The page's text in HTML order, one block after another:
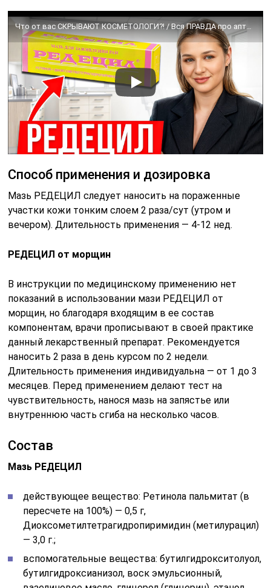
Что от вас СКРЫВАЮТ КОСМЕТОЛОГИ?! / Вся ПРАВДА про аптечный крем от морщин за 300 рублей
Способ применения и дозировка
Мазь РЕДЕЦИЛ следует наносить на пораженные
участки кожи тонким слоем 2 раза/сут (утром и
вечером). Длительность применения — 4-12 нед.
РЕДЕЦИЛ от морщин
В инструкции по медицинскому применению нет
показаний в использовании мази РЕДЕЦИЛ от
морщин, но благодаря входящим в ее состав
компонентам, врачи прописывают в своей практике
данный лекарственный препарат. Рекомендуется
наносить 2 раза в день курсом по 2 недели.
Длительность применения индивидуальна — от 1 до 3
месяцев. Перед применением делают тест на
чувствительность, нанося мазь на запястье или
внутреннюю часть сгиба на несколько часов.
Состав
Мазь РЕДЕЦИЛ
действующее вещество: Ретинола пальмитат (в
пересчете на 100%) — 0,5 г,
Диоксометилтетрагидропиримидин (метилурацил)
— 3,0 г.;
вспомогательные вещества: бутилгидрокситолуол,
бутилгидроксианизол, воск эмульсионный,